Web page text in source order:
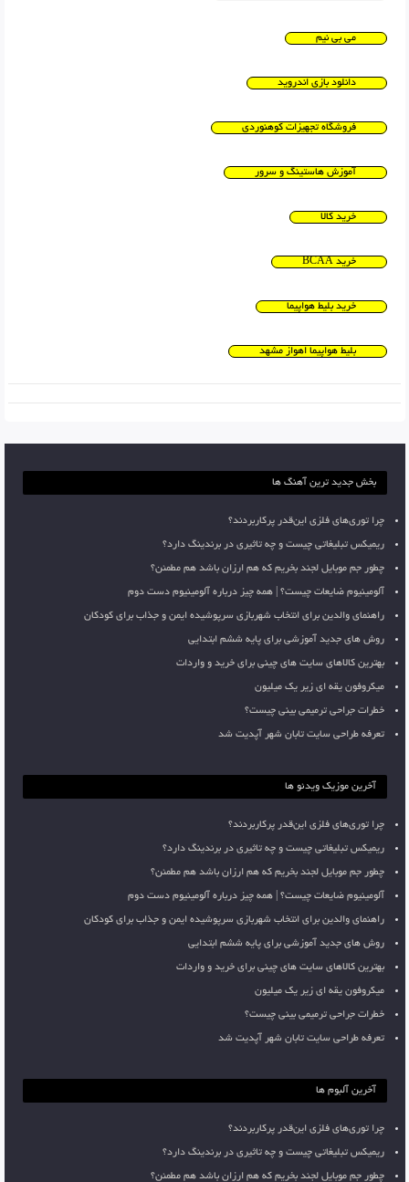
می بی نیم
دانلود بازی اندروید
فروشگاه تجهیزات کوهنوردی
آموزش هاستینگ و سرور
خرید کالا
خرید BCAA
خرید بلیط هواپیما
بلیط هواپیما اهواز مشهد
بخش جدید ترین آهنگ ها
چرا توری‌های فلزی این‌قدر پرکاربردند؟
ریمیکس تبلیغاتی چیست و چه تاثیری در برندینگ دارد؟
چطور جم موبایل لجند بخریم که هم ارزان باشد هم مطمئن؟
آلومینیوم ضایعات چیست؟ | همه چیز درباره آلومینیوم دست دوم
راهنمای والدین برای انتخاب شهربازی سرپوشیده ایمن و جذاب برای کودکان
روش های جدید آموزشی برای پایه ششم ابتدایی
بهترین کالاهای سایت های چینی برای خرید و واردات
میکروفون یقه ای زیر یک میلیون
خطرات جراحی ترمیمی بینی چیست؟
تعرفه طراحی سایت تابان شهر آپدیت شد
آخرین موزیک ویدئو ها
چرا توری‌های فلزی این‌قدر پرکاربردند؟
ریمیکس تبلیغاتی چیست و چه تاثیری در برندینگ دارد؟
چطور جم موبایل لجند بخریم که هم ارزان باشد هم مطمئن؟
آلومینیوم ضایعات چیست؟ | همه چیز درباره آلومینیوم دست دوم
راهنمای والدین برای انتخاب شهربازی سرپوشیده ایمن و جذاب برای کودکان
روش های جدید آموزشی برای پایه ششم ابتدایی
بهترین کالاهای سایت های چینی برای خرید و واردات
میکروفون یقه ای زیر یک میلیون
خطرات جراحی ترمیمی بینی چیست؟
تعرفه طراحی سایت تابان شهر آپدیت شد
آخرین آلبوم ها
چرا توری‌های فلزی این‌قدر پرکاربردند؟
ریمیکس تبلیغاتی چیست و چه تاثیری در برندینگ دارد؟
چطور جم موبایل لجند بخریم که هم ارزان باشد هم مطمئن؟